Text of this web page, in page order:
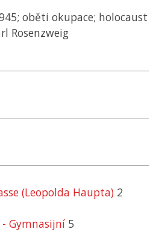
oběti okupace; holocaust
Rosenzweig
(Leopolda Haupta) 2
Gymnasijní 5